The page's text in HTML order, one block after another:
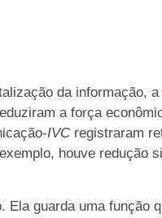
da informação,
a força
IVCregistraram
houve redução
guarda uma função